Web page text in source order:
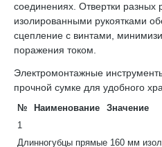
соединениях. Отвертки разных
изолированными рукоятками
сцепление с винтами,
поражения током.
Электромонтажные
прочной сумке для удобного
№ Наименование
Значение
1
Длинногубцы прямые 160 мм